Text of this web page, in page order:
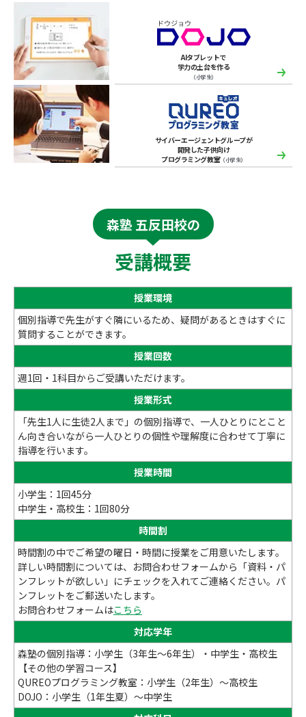
AIタブレットで
学力の土台を作る
（小学生）
サイバーエージェントグループが
開発した子供向け
プログラミング教室（小学生）
森塾 五反田校の
受講概要
授業環境
個別指導で先生がすぐ隣にいるため、疑問があるときはすぐに
質問することができます。
授業回数
週1回・1科目からご受講いただけます。
授業形式
「先生1人に生徒2人まで」の個別指導で、一人ひとりにとこと
ん向き合いながら一人ひとりの個性や理解度に合わせて丁寧に
指導を行います。
授業時間
小学生：1回45分
中学生・高校生：1回80分
時間割
時間割の中でご希望の曜日・時間に授業をご用意いたします。
詳しい時間割については、お問合わせフォームから「資料・パ
ンフレットが欲しい」にチェックを入れてご連絡ください。パ
ンフレットをご郵送いたします。
お問合わせフォームはこちら
対応学年
森塾の個別指導：小学生（3年生～6年生）・中学生・高校生
【その他の学習コース】
QUREOプログラミング教室：小学生（2年生）～高校生
DOJO：小学生（1年生夏）～中学生